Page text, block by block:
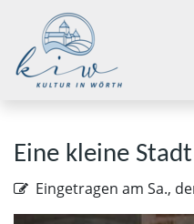
Eine kleine
Eingetragen am Sa.,